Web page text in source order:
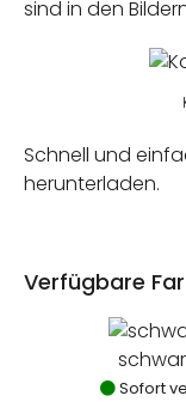
sind in den
Schnell und
herunterladen.
Verfügbare
Sofort